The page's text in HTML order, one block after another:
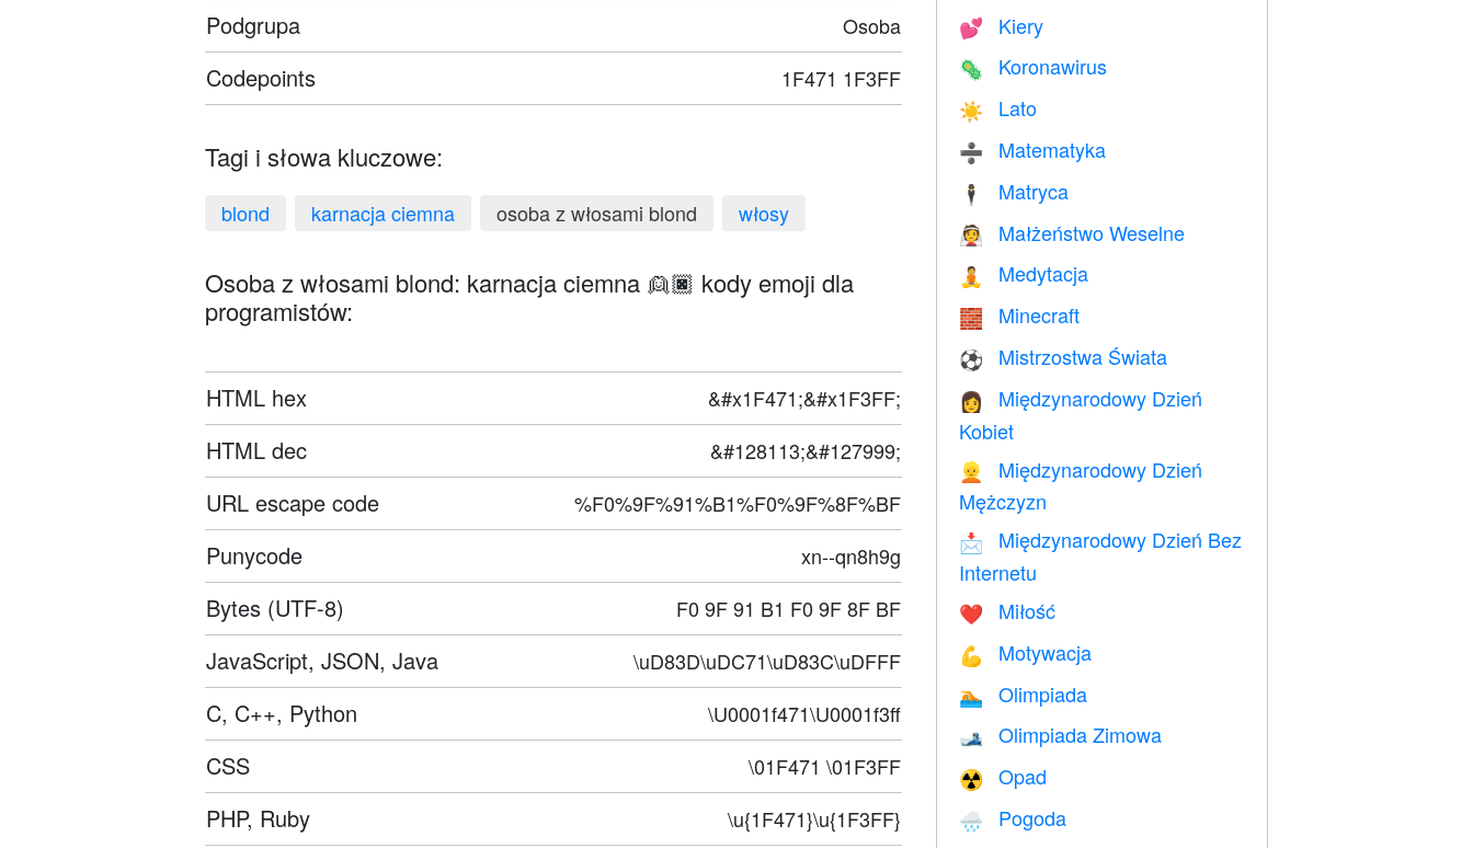
Podgrupa Osoba
Codepoints 1F471 1F3FF
Tagi i słowa kluczowe:
blond karnacja ciemna osoba z włosami blond włosy
Osoba z włosami blond: karnacja ciemna 👱🏿 kody emoji dla
programistów:
HTML hex &#x1F471;&#x1F3FF;
HTML dec &#128113;&#127999;
URL escape code %F0%9F%91%B1%F0%9F%8F%BF
Punycode xn--qn8h9g
Bytes (UTF-8) F0 9F 91 B1 F0 9F 8F BF
JavaScript, JSON, Java \uD83D\uDC71\uD83C\uDFFF
C, C++, Python \U0001f471\U0001f3ff
CSS \01F471 \01F3FF
PHP, Ruby \u{1F471}\u{1F3FF}
💕 Kiery
🦠 Koronawirus
☀️ Lato
➗ Matematyka
🕴️ Matryca
👰 Małżeństwo Weselne
🧘 Medytacja
🧱 Minecraft
⚽ Mistrzostwa Świata
👩
Międzynarodowy Dzień
Kobiet
👱
Międzynarodowy Dzień
Mężczyzn
📩
Międzynarodowy Dzień Bez
Internetu
❤️️ Miłość
💪 Motywacja
🏊 Olimpiada
🎿 Olimpiada Zimowa
☢️ Opad
🌧
Pogoda